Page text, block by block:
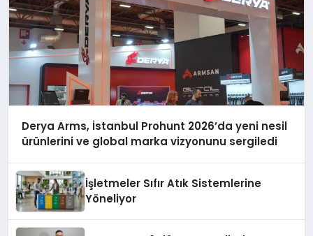
Derya Arms, İstanbul Prohunt 2026’da yeni nesil
ürünlerini ve global marka vizyonunu sergiledi
İşletmeler Sıfır Atık Sistemlerine
Yöneliyor